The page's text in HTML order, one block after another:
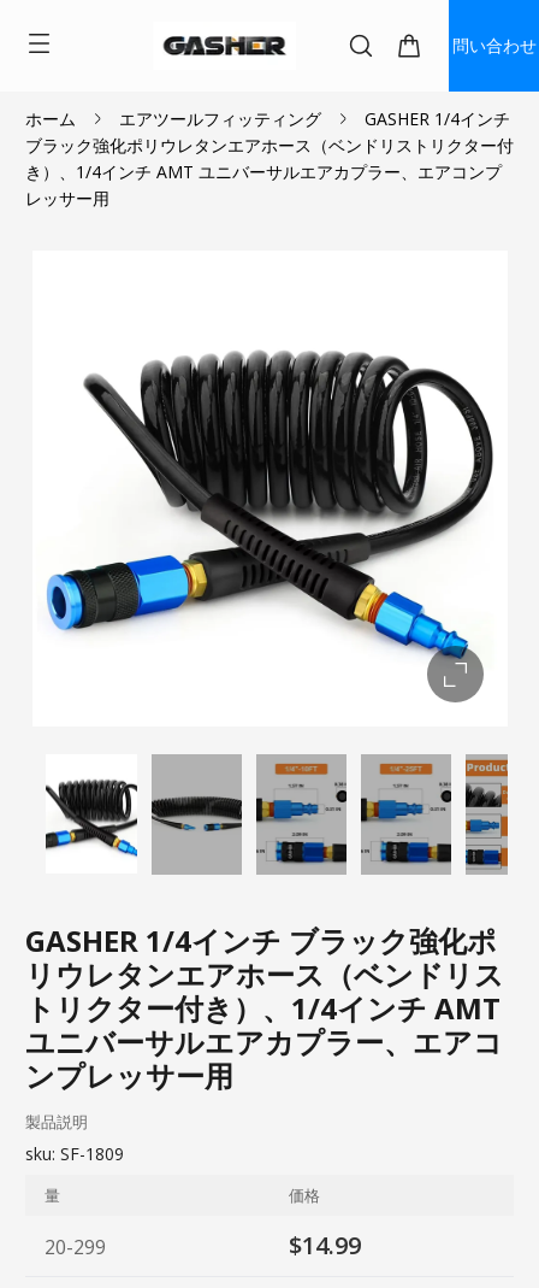
問い合わせ
ホーム エアツールフィッティング
GASHER 1/4インチ
ブラック強化ポリウレタンエアホース（ベンドリストリクター付
き）、1/4インチ AMT ユニバーサルエアカプラー、エアコンプ
レッサー用
GASHER 1/4インチ ブラック強化ポ
リウレタンエアホース（ベンドリス
トリクター付き）、1/4インチ AMT
ユニバーサルエアカプラー、エアコ
ンプレッサー用
$14.99
製品説明
sku: SF-1809
量 価格
20-299 $14.99